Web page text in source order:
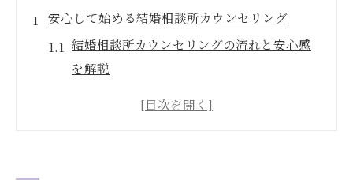
安心して始める結婚相談所カウンセリング
結婚相談所カウンセリングの流れと安心感
を解説